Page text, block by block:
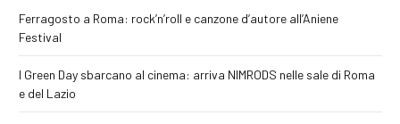
Ferragosto a Roma: rock’n’roll e canzone d’autore all’Aniene
Festival
I Green Day sbarcano al cinema: arriva NIMRODS nelle sale di Roma
e del Lazio